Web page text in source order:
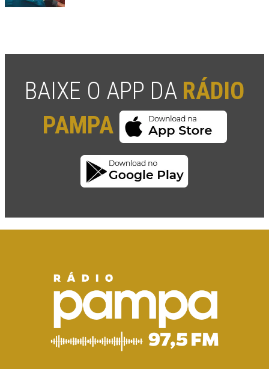
BAIXE O APP DA RÁDIO
PAMPA